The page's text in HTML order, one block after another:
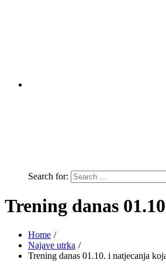
Search for:
Trening danas
Home
Najave utrka
Trening danas 01.10. i natjecanja